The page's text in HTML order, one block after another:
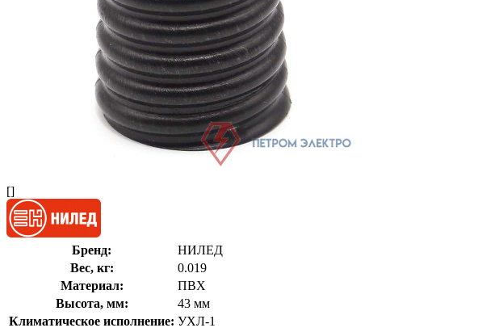
[]
Бренд:
НИЛЕД
Вес, кг:
0.019
Материал:
ПВХ
Высота, мм:
43 мм
Климатическое исполнение: УХЛ-1